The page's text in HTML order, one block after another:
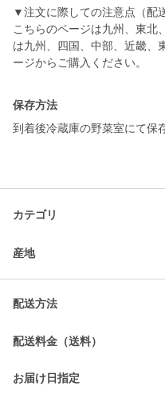
▼注文に際しての注意点（配
こちらのページは九州、東北
は九州、四国、中部、近畿、
ージからご購入ください。
保存方法
到着後冷蔵庫の野菜室にて保
カテゴリ
産地
配送方法
配送料金（送料）
お届け日指定